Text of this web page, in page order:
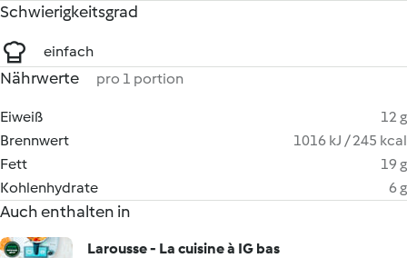
Schwierigkeitsgrad
einfach
Nährwerte pro 1 portion
Eiweiß
12 g
Brennwert
1016 kJ / 245 kcal
Fett
19 g
Kohlenhydrate
6 g
Auch enthalten in
Larousse - La cuisine à IG bas